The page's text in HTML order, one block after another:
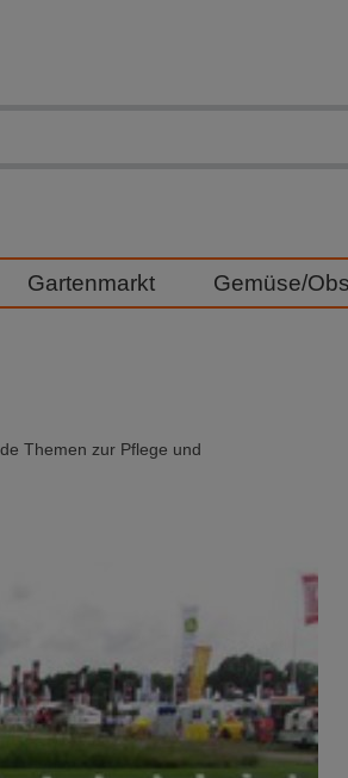
Gartenmarkt Gemüse/
Themen zur Pflege und